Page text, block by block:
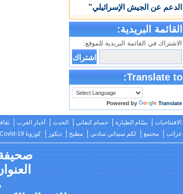
الدعم عن الجيش الإسرائيلي”
القائمة البريدية:
الاشتراك في القائمة البريدية للموقع:
Translate to:
Powered by Translate
الافتتاحيات بسّام الطيارة حسام كنفاني الحدث أخبار العرب
غرائب
مجتمع لكم سيداتي سادتي مطبخ ديكور كورونا Covid-19